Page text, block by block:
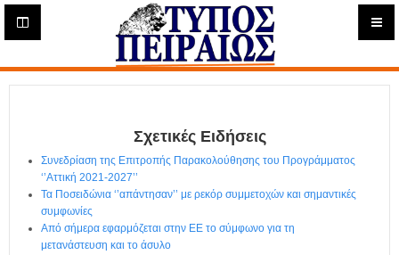
Η
ε
ρ
Σχετικές Ειδήσεις
Συνεδρίαση της Επιτροπής Παρακολούθησης του Προγράμματος
‘’Αττική 2021-2027’’
Τα Ποσειδώνια ‘’απάντησαν’’ με ρεκόρ συμμετοχών και σημαντικές
συμφωνίες
Από σήμερα εφαρμόζεται στην ΕΕ το σύμφωνο για τη
μετανάστευση και το άσυλο